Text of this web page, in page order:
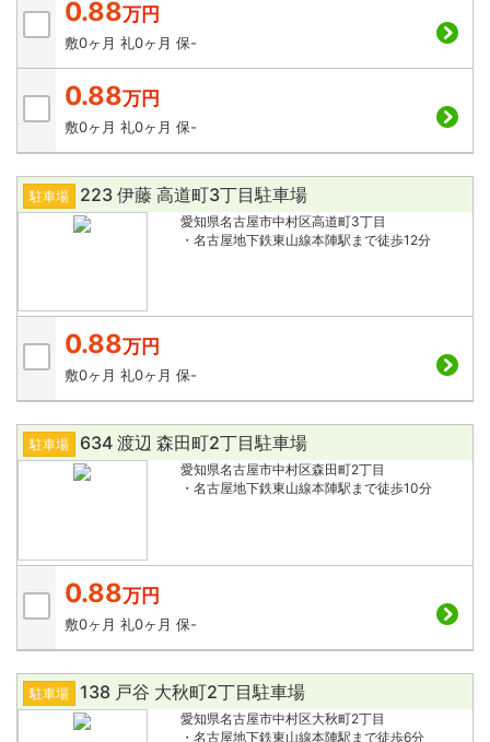
0.88万円
敷0ヶ月 礼0ヶ月 保-
0.88万円
敷0ヶ月 礼0ヶ月 保-
駐車場 223 伊藤 高道町3丁目駐車場
愛知県名古屋市中村区高道町3丁目
・名古屋地下鉄東山線本陣駅まで徒歩12分
0.88万円
敷0ヶ月 礼0ヶ月 保-
駐車場 634 渡辺 森田町2丁目駐車場
愛知県名古屋市中村区森田町2丁目
・名古屋地下鉄東山線本陣駅まで徒歩10分
0.88万円
敷0ヶ月 礼0ヶ月 保-
駐車場 138 戸谷 大秋町2丁目駐車場
愛知県名古屋市中村区大秋町2丁目
・名古屋地下鉄東山線本陣駅まで徒歩6分